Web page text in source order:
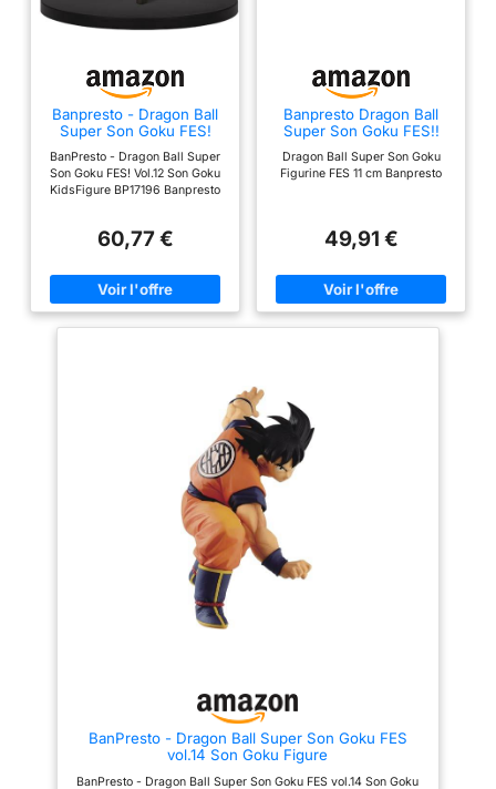
Banpresto - Dragon Ball
Super Son Goku FES!
KidsFigure, BP17196,
Multicolore
BanPresto - Dragon Ball Super
Son Goku FES! Vol.12 Son Goku
KidsFigure BP17196 Banpresto
60,77 €
Banpresto Dragon Ball
Super Son Goku FES!!
Dragon Ball Super Son Goku
Figurine FES 11 cm Banpresto
49,91 €
BanPresto - Dragon Ball Super Son Goku FES
vol.14 Son Goku Figure
BanPresto - Dragon Ball Super Son Goku FES vol.14 Son Goku